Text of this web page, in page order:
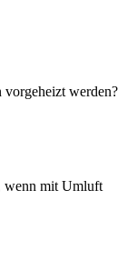
vorgeheizt werden?
wenn mit Umluft